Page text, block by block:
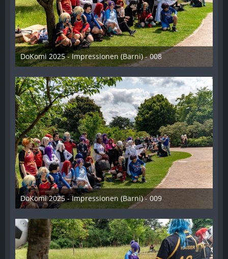
DoKomi 2025 - Impressionen (Barni) - 008
16. Juli 2025
DoKomi 2025 - Impressionen (Barni) - 009
16. Juli 2025